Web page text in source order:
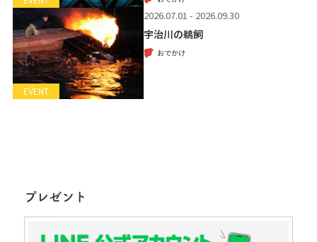
EVENT
2026.07.01 - 2026.09.30
宇治川の鵜飼
おでかけ
プレゼント